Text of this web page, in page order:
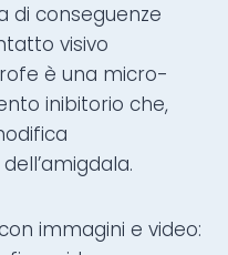
di conseguenze
visivo
è una micro-
inibitorio che,
immagini e video: